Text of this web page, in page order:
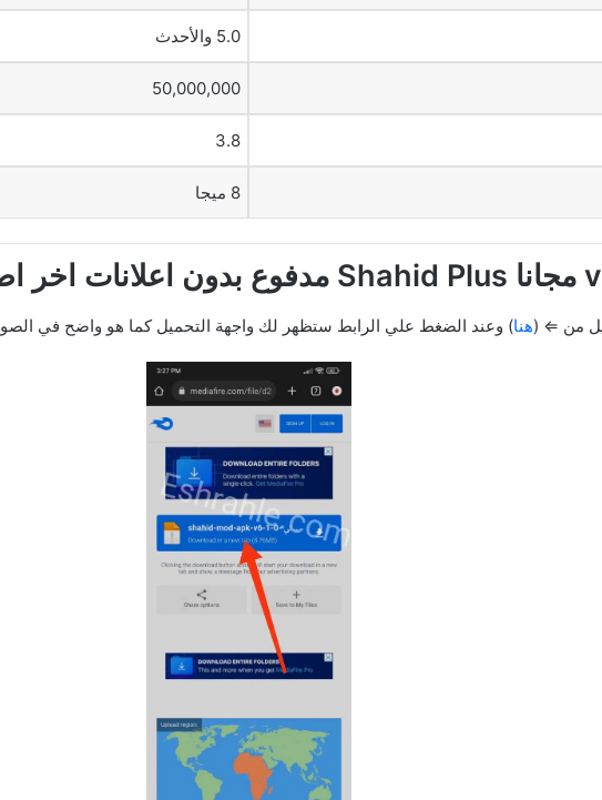
5.0 والأحدث
50,000,000
3.8
8 ميجا
من ⇐ (هنا) وعند الضغط علي الرابط ستظهر لك واجهة التحميل كما هو واضح في